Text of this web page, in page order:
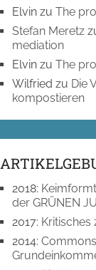
Elvin zuThe
Stefan Meretz
mediation
Elvin zuThe
Wilfried zu Die
kompostieren
2018:
der GRÜNEN
2017:
2014: